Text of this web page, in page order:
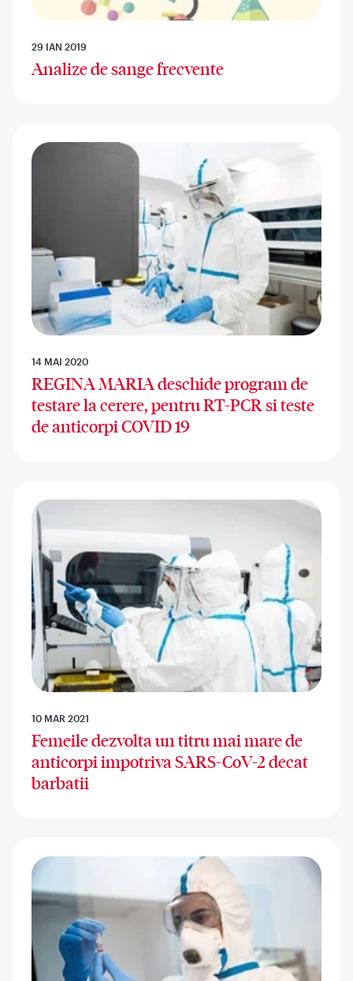
29 IAN 2019
Analize de sange frecvente
14 MAI 2020
REGINA MARIA deschide program de
testare la cerere, pentru RT-PCR si teste
de anticorpi COVID 19
10 MAR 2021
Femeile dezvolta un titru mai mare de
anticorpi impotriva SARS-CoV-2 decat
barbatii